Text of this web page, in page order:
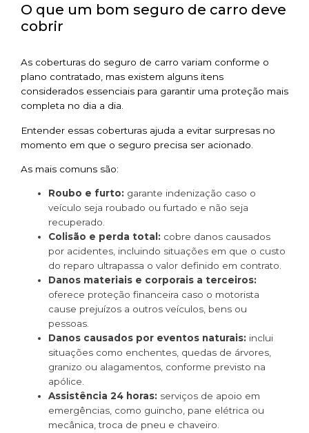
O que um bom seguro de carro deve
cobrir
As coberturas do seguro de carro variam conforme o
plano contratado, mas existem alguns itens
considerados essenciais para garantir uma proteção mais
completa no dia a dia.
Entender essas coberturas ajuda a evitar surpresas no
momento em que o seguro precisa ser acionado.
As mais comuns são:
Roubo e furto: garante indenização caso o
veículo seja roubado ou furtado e não seja
recuperado.
Colisão e perda total: cobre danos causados
por acidentes, incluindo situações em que o custo
do reparo ultrapassa o valor definido em contrato.
Danos materiais e corporais a terceiros:
oferece proteção financeira caso o motorista
cause prejuízos a outros veículos, bens ou
pessoas.
Danos causados por eventos naturais: inclui
situações como enchentes, quedas de árvores,
granizo ou alagamentos, conforme previsto na
apólice.
Assistência 24 horas: serviços de apoio em
emergências, como guincho, pane elétrica ou
mecânica, troca de pneu e chaveiro.